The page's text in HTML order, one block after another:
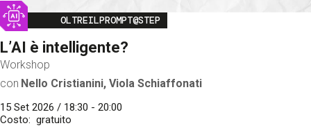
Image
OLTREILPROMPT@STEP
L’AI è intelligente?
Workshop
con Nello Cristianini, Viola Schiaffonati
15 Set 2026 / 18:30 - 20:00
Costo
gratuito